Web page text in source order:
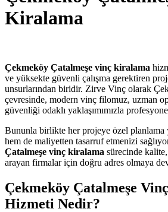
Kiralama
Çekmeköy Çatalmeşe vinç kiralama
ve yüksekte güvenli çalışma gerektiren
unsurlarından biridir. Zirve Vinç olarak
çevresinde, modern vinç filomuz, uzman
güvenliği odaklı yaklaşımımızla
Bununla birlikte her projeye özel planlama
hem de maliyetten tasarruf etmenizi
Çatalmeşe vinç kiralama sürecinde
arayan firmalar için doğru adres olmaya
Çekmeköy Çatalmeşe
Hizmeti Nedir?